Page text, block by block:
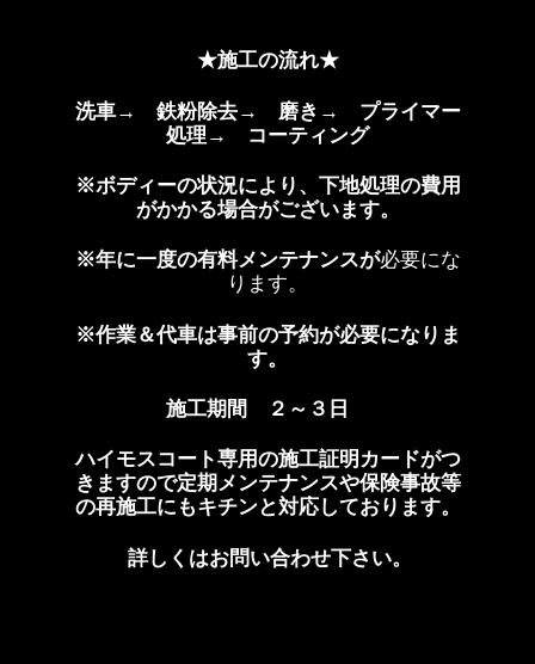
★施工の流れ★
洗車→ 鉄粉除去→ 磨き→ プライマー
処理→ コーティング
※ボディーの状況により、下地処理の費用
がかかる場合がございます。
※年に一度の有料メンテナンスが必要にな
ります。
※作業＆代車は事前の予約が必要になりま
す。
施工期間 ２～３日
ハイモスコート専用の施工証明カードがつ
きますので定期メンテナンスや保険事故等
の再施工にもキチンと対応しております。
詳しくはお問い合わせ下さい。